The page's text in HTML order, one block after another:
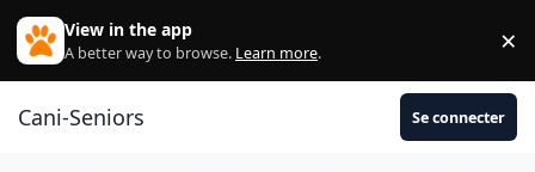
Aller au contenu
View in the app
A better way to browse. Learn more. ×
Cani-Seniors Se connecter